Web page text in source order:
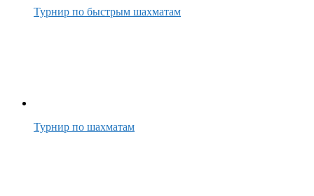
Турнир по быстрым шахматам
Турнир по шахматам